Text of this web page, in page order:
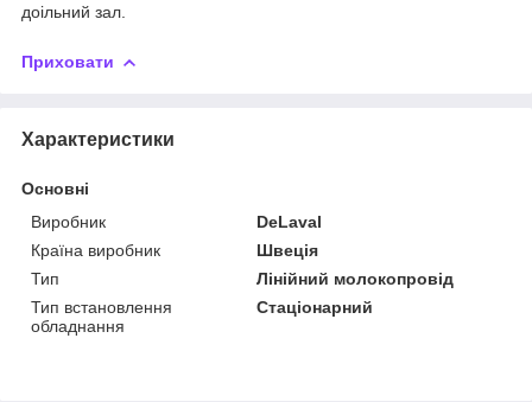
доільний зал.
Приховати
Характеристики
Основні
Виробник
DeLaval
Країна виробник
Швеція
Тип
Лінійний молокопровід
Тип встановлення
обладнання
Стаціонарний